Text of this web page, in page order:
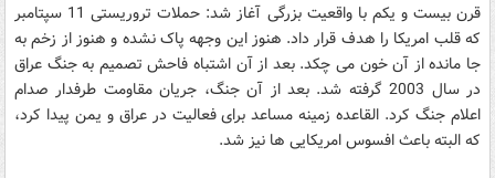
قرن بیست و یکم با واقعیت بزرگی آغاز شد: حملات تروریستی 11 سپتامبر
که قلب امریکا را هدف قرار داد. هنوز این وجهه پاک نشده و هنوز از زخم به
جا مانده از آن خون می چکد. بعد از آن اشتباه فاحش تصمیم به جنگ عراق
در سال 2003 گرفته شد. بعد از آن جنگ، جریان مقاومت طرفدار صدام
اعلام جنگ کرد. القاعده زمینه مساعد برای فعالیت در عراق و یمن پیدا کرد،
که البته باعث افسوس امریکایی ها نیز شد.